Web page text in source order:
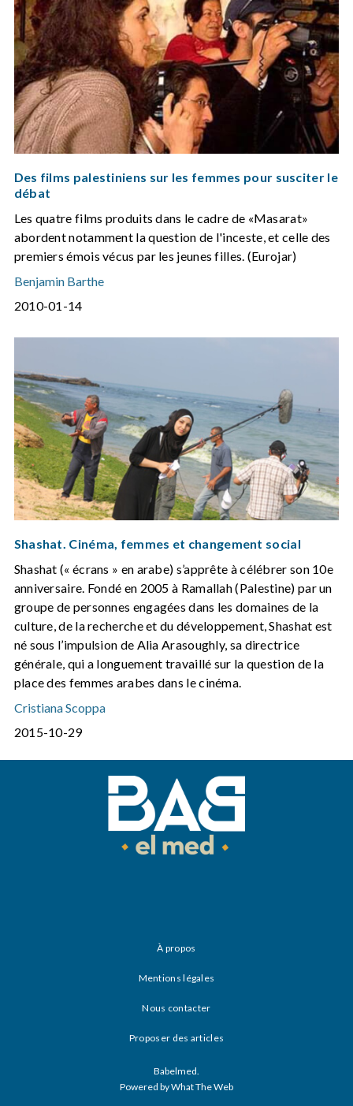
Des films palestiniens sur les femmes pour susciter le
débat
Les quatre films produits dans le cadre de «Masarat»
abordent notamment la question de l'inceste, et celle des
premiers émois vécus par les jeunes filles. (Eurojar)
Benjamin Barthe
2010-01-14
Shashat. Cinéma, femmes et changement social
Shashat (« écrans » en arabe) s’apprête à célébrer son 10e
anniversaire. Fondé en 2005 à Ramallah (Palestine) par un
groupe de personnes engagées dans les domaines de la
culture, de la recherche et du développement, Shashat est
né sous l’impulsion de Alia Arasoughly, sa directrice
générale, qui a longuement travaillé sur la question de la
place des femmes arabes dans le cinéma.
Cristiana Scoppa
2015-10-29
À propos
Mentions légales
Nous contacter
Proposer des articles
Babelmed.
Powered by What The Web